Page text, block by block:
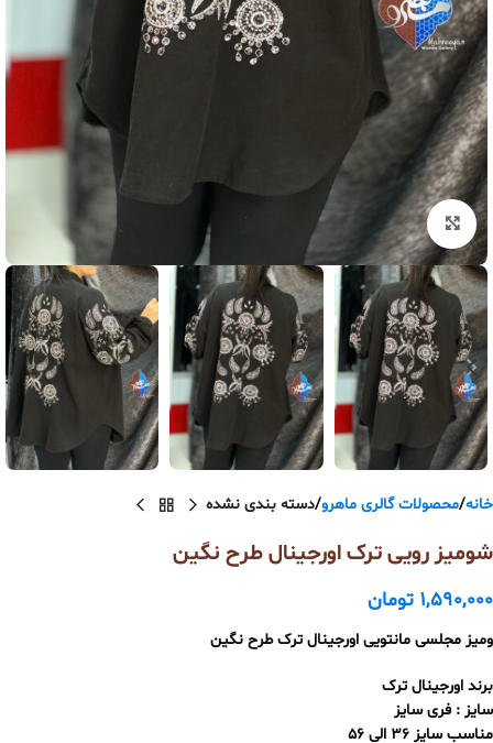
بزرگنمایی تصویر
خانه محصولات گالری ماهرو دسته بندی نشده
شومیز رویی ترک اورجینال طرح نگین
1,590,000 تومان
ومیز مجلسی مانتویی اورجینال ترک طرح نگین
برند اورجینال ترک
سایز : فری سایز
مناسب سایز 36 الی 56